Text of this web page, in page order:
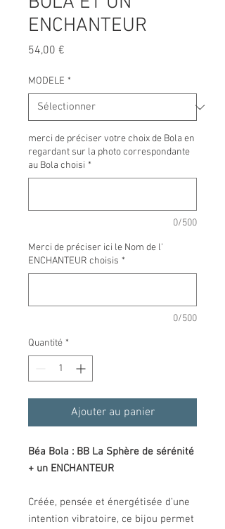
ENCHANTEUR
54,00 €
MODELE *
merci de préciser votre choix de Bola en
regardant sur la photo correspondante
au Bola choisi *
0/500
Merci de préciser ici le Nom de l'
ENCHANTEUR choisis *
0/500
Quantité *
Ajouter au panier
Béa Bola : BB La Sphère de sérénité
+ un ENCHANTEUR
Créée, pensée et énergétisée d’une
intention vibratoire, ce bijou permet